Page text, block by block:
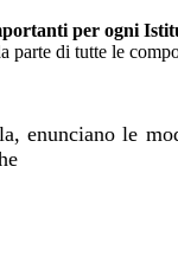
per ogni
di tutte le
enunciano le